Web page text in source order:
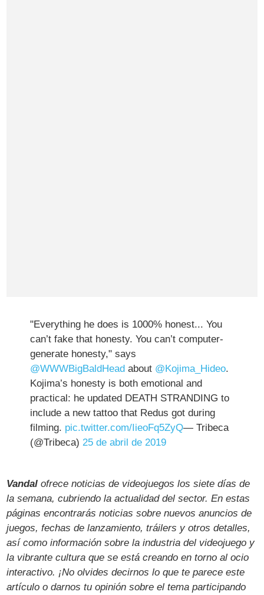
"Everything he does is 1000% honest... You
can’t fake that honesty. You can’t computer-
generate honesty," says
@WWWBigBaldHead about @Kojima_Hideo.
Kojima’s honesty is both emotional and
practical: he updated DEATH STRANDING to
include a new tattoo that Redus got during
filming. pic.twitter.com/IieoFq5ZyQ— Tribeca
(@Tribeca) 25 de abril de 2019
Vandal ofrece noticias de videojuegos los siete días de
la semana, cubriendo la actualidad del sector. En estas
páginas encontrarás noticias sobre nuevos anuncios de
juegos, fechas de lanzamiento, tráilers y otros detalles,
así como información sobre la industria del videojuego y
la vibrante cultura que se está creando en torno al ocio
interactivo. ¡No olvides decirnos lo que te parece este
artículo o darnos tu opinión sobre el tema participando